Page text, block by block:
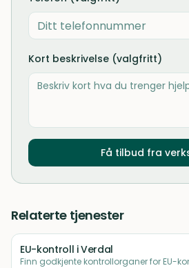
Kort beskrivelse (valgfritt)
Få tilbud fra
Relaterte tjenester
EU-kontroll i Verdal
Finn godkjente kontrollorganer for EU-